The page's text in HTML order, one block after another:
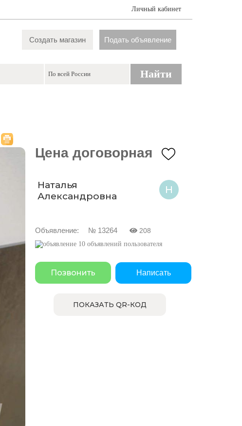
Личный кабинет
Создать магазин Подать объявление
Найти
Цена договорная
Наталья
Александровна
Н
Объявление: № 13264 208
10 объявлений пользователя
Позвонить Написать
ПОКАЗАТЬ QR-КОД